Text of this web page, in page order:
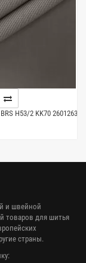
2 KK70 26012633
и швейной
товаров для шитья
страны.